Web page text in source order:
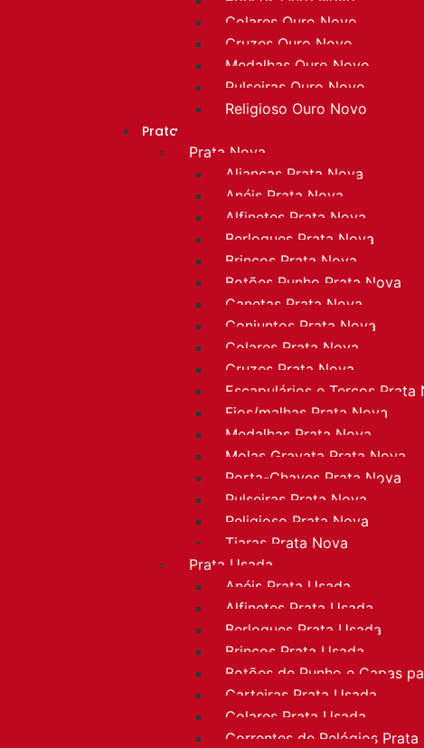
Colares Ouro Novo
Cruzes Ouro Novo
Medalhas Ouro Novo
Pulseiras Ouro Novo
Religioso Ouro Novo
Prata
Prata Nova
Alianças Prata Nova
Anéis Prata Nova
Alfinetes Prata Nova
Berloques Prata Nova
Brincos Prata Nova
Botões Punho Prata Nova
Canetas Prata Nova
Conjuntos Prata Nova
Colares Prata Nova
Cruzes Prata Nova
Escapulários e Terços Prata
Fios/malhas Prata Nova
Medalhas Prata Nova
Molas Gravata Prata Nova
Porta-Chaves Prata Nova
Pulseiras Prata Nova
Religioso Prata Nova
Tiaras Prata Nova
Prata Usada
Anéis Prata Usada
Alfinetes Prata Usada
Berloques Prata Usada
Brincos Prata Usada
Botões de Punho e Capas
Carteiras Prata Usada
Colares Prata Usada
Correntes de Relógios Prata